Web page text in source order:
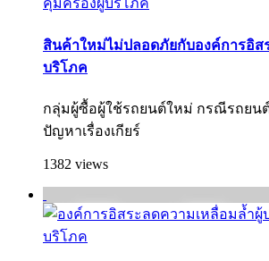
สินค้าใหม่ไม่ปลอดภัยกับองค์การอิส
บริโภค
กลุ่มผู้ซื้อผู้ใช้รถยนต์ใหม่ กรณีรถยน
ปัญหาเรื่องเกียร์
1382 views